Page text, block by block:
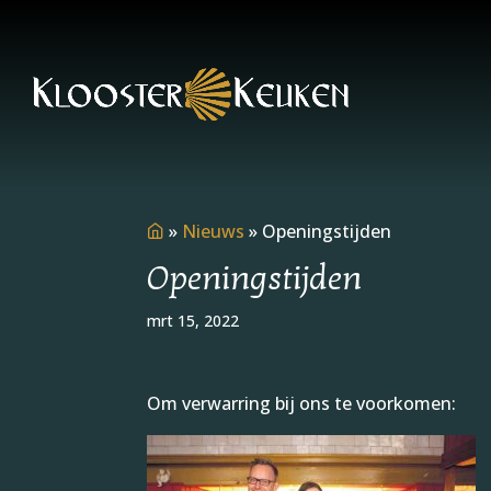
» Nieuws » Openingstijden
Openingstijden
mrt 15, 2022
Om verwarring bij ons te voorkomen: